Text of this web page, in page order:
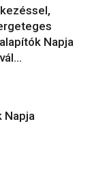
Napja
Napja